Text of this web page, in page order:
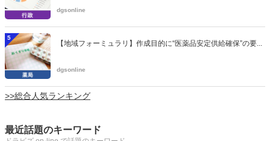
dgsonline
5
【地域フォーミュラリ】作成目的に“医薬品安定供給確保”の要...
dgsonline
>>総合人気ランキング
最近話題のキーワード